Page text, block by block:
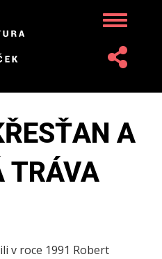
Toggle
A
TRÁVA
v roce 1991 Robert